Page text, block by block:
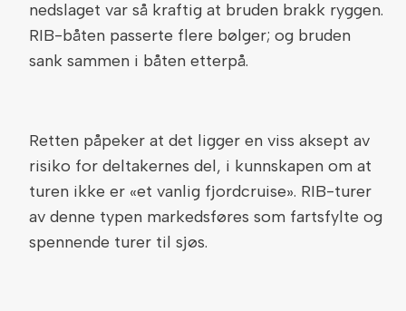
nedslaget var så kraftig at bruden brakk ryggen.
RIB-båten passerte flere bølger; og bruden
sank sammen i båten etterpå.
Retten påpeker at det ligger en viss aksept av
risiko for deltakernes del, i kunnskapen om at
turen ikke er «et vanlig fjordcruise». RIB-turer
av denne typen markedsføres som fartsfylte og
spennende turer til sjøs.